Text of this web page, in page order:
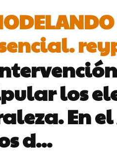
los
En
d...